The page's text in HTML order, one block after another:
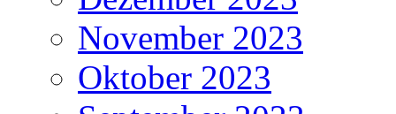
November 2023
Oktober 2023